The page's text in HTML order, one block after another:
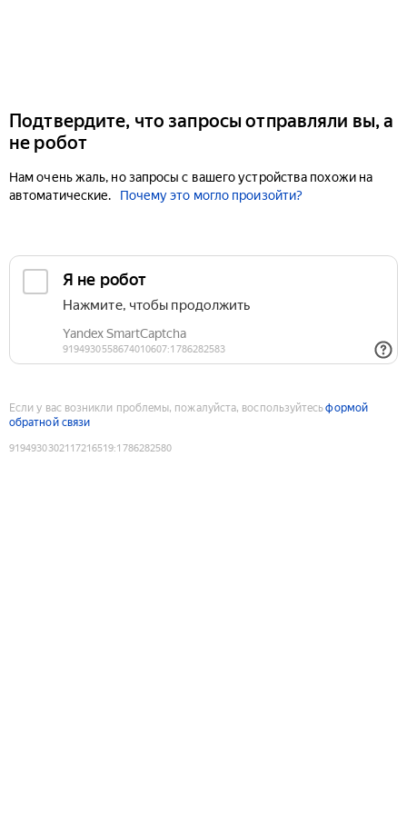
Подтвердите, что запросы отправляли вы, а
не робот
Нам очень жаль, но запросы с вашего устройства похожи на
автоматические.
Почему это могло произойти?
Если у вас возникли проблемы, пожалуйста, воспользуйтесьформой
обратной связи
9194930302117216519:1786282580